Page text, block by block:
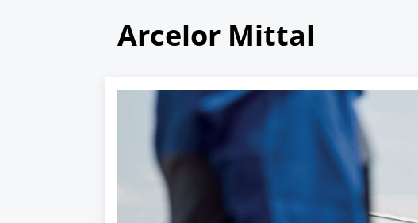
Arcelor Mittal